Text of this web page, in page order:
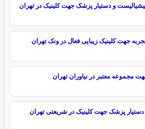
فیشیالیست و دستیار پزشک جهت کلینیک در تهران
جهت کلینیک زیبایی فعال در ونک تهران
مجموعه معتبر در نیاوران تهران
پزشک جهت کلینیک در شریعتی تهران